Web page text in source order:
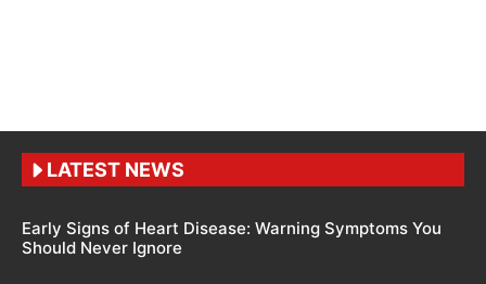
LATEST NEWS
Early Signs of Heart Disease: Warning Symptoms You
Should Never Ignore